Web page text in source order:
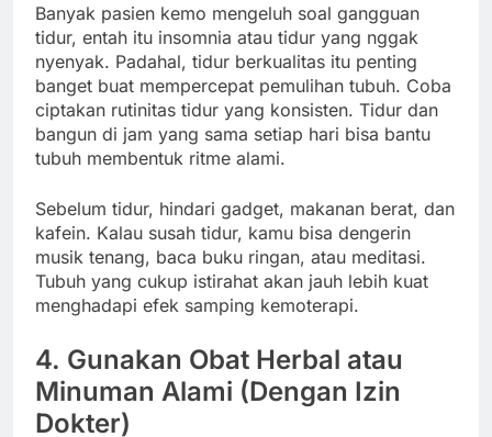
Banyak pasien kemo mengeluh soal gangguan
tidur, entah itu insomnia atau tidur yang nggak
nyenyak. Padahal, tidur berkualitas itu penting
banget buat mempercepat pemulihan tubuh. Coba
ciptakan rutinitas tidur yang konsisten. Tidur dan
bangun di jam yang sama setiap hari bisa bantu
tubuh membentuk ritme alami.
Sebelum tidur, hindari gadget, makanan berat, dan
kafein. Kalau susah tidur, kamu bisa dengerin
musik tenang, baca buku ringan, atau meditasi.
Tubuh yang cukup istirahat akan jauh lebih kuat
menghadapi efek samping kemoterapi.
4. Gunakan Obat Herbal atau
Minuman Alami (Dengan Izin
Dokter)